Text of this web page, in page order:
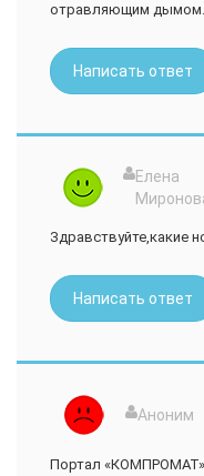
отравляющим дымом.
Написать ответ
Елена
Здравствуйте,какие
Написать ответ
Аноним
Портал